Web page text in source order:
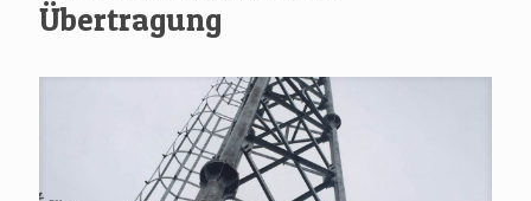
Übertragung